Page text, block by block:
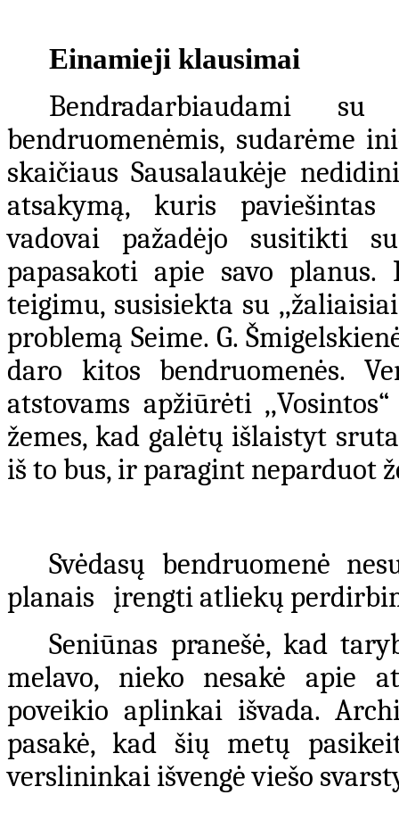
Einamieji klausimai
Bendradarbiaudami
bendruomenėmis, sudarėme
skaičiaus Sausalaukėje
atsakymą, kuris paviešintas
vadovai pažadėjo susitikti
papasakoti apie savo
teigimu, susisiekta su
problemą Seime. G.
daro kitos bendruomenės.
atstovams apžiūrėti
žemes, kad galėtų išlaistyt
iš to bus, ir paragint neparduot
Svėdasų bendruomenė
planais įrengti atliekų
Seniūnas pranešė, kad
melavo, nieko nesakė apie
poveikio aplinkai išvada.
pasakė, kad šių metų
verslininkai išvengė viešo